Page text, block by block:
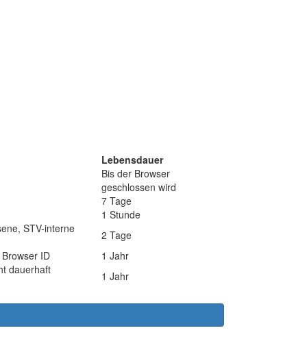
Lebensdauer
Bis der Browser
geschlossen wird
7 Tage
1 Stunde
STV-interne
2 Tage
ID
1 Jahr
dauerhaft
1 Jahr